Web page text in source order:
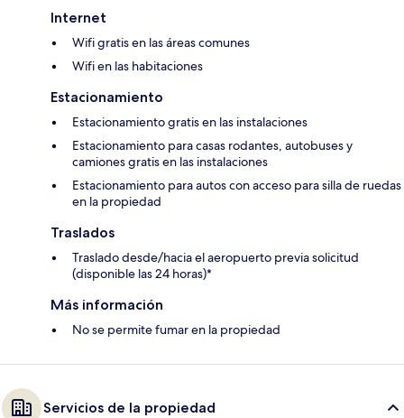
Internet
Wifi gratis en las áreas comunes
Wifi en las habitaciones
Estacionamiento
Estacionamiento gratis en las instalaciones
Estacionamiento para casas rodantes, autobuses y
camiones gratis en las instalaciones
Estacionamiento para autos con acceso para silla de ruedas
en la propiedad
Traslados
Traslado desde/hacia el aeropuerto previa solicitud
(disponible las 24 horas)*
Más información
No se permite fumar en la propiedad
Servicios de la propiedad